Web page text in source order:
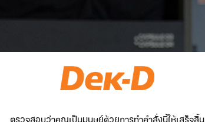
ตรวจสอบว่าคุณเป็นมนุษย์ด้วยการทำคำสั่งนี้ให้เสร็จสิ้น